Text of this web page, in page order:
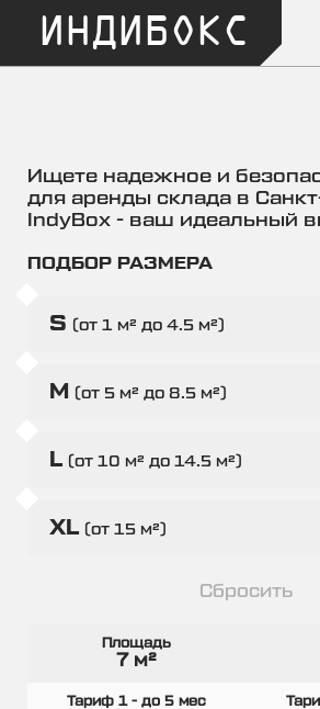
ИНДИБОКС
Ищете надежное и
для аренды склада в
IndyBox - ваш идеальный
ПОДБОР РАЗМЕРА
S (от 1 м² до 4.5 м²)
M (от 5 м² до 8.5 м²)
L (от 10 м² до 14.5 м²)
XL (от 15 м²)
Сбросить
7 м²